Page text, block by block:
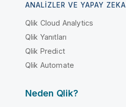
ANALIZLER VE YAPAY ZEKA
Qlik Cloud Analytics
Qlik Yanıtları
Qlik Predict
Qlik Automate
Neden Qlik?